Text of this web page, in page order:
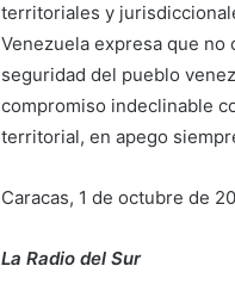
territoriales y
Venezuela expresa que
seguridad del pueblo
compromiso indeclinable
territorial, en apego
Caracas, 1 de octubre de
La Radio del Sur